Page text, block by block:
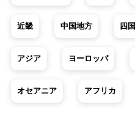
近畿 中国地方 四国
アジア ヨーロッパ
オセアニア アフリカ